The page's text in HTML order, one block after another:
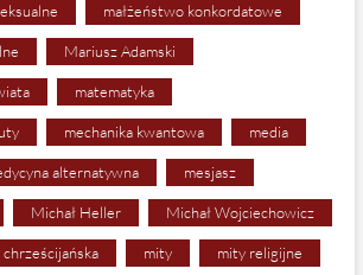
małżeństwo konkordatowe
Mariusz Adamski
matematyka
mechanika kwantowa media
alternatywna mesjasz
Michał Heller Michał Wojciechowicz
mity mity religijne